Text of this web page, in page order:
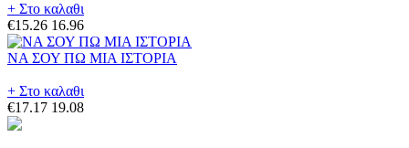
+ Στο καλαθι
€15.26 16.96
ΝΑ ΣΟΥ ΠΩ ΜΙΑ ΙΣΤΟΡΙΑ
+ Στο καλαθι
€17.17 19.08